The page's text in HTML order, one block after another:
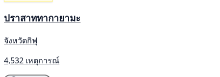
ปราสาททากายามะ
จังหวัดกิฟุ
4,532 เหตุการณ์